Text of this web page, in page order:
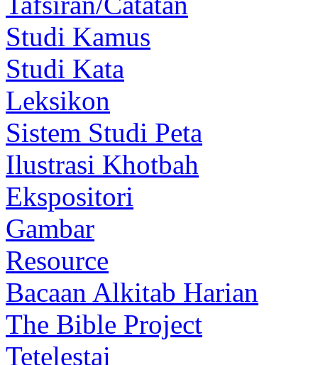
Studi Kamus
Studi Kata
Leksikon
Sistem Studi Peta
Ilustrasi Khotbah
Ekspositori
Gambar
Resource
Bacaan Alkitab Harian
The Bible Project
Tetelestai